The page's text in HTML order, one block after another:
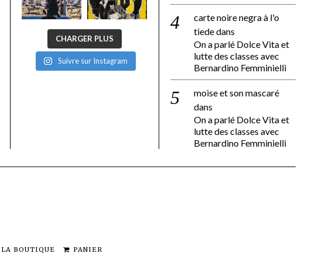
CHARGER PLUS
Suivre sur Instagram
carte noire negra à l'o
tiededans
On a parlé Dolce Vita et
lutte des classes avec
Bernardino Femminielli
moise et son mascaré
dans
On a parlé Dolce Vita et
lutte des classes avec
Bernardino Femminielli
LA BOUTIQUE PANIER